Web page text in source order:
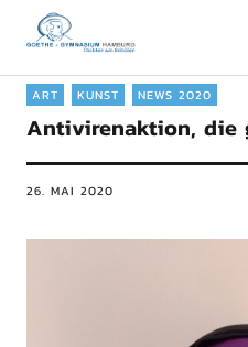
Goethe-
ART KUNST NEWS 2020
Antivirenaktion, die
26. MAI 2020